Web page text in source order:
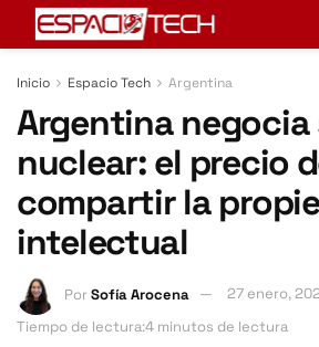
Inicio Espacio Tech Argentina
Argentina
nuclear: el precio
compartir la
intelectual
PorSofía Arocena
27 enero,
Tiempo de lectura:4 minutos de lectura